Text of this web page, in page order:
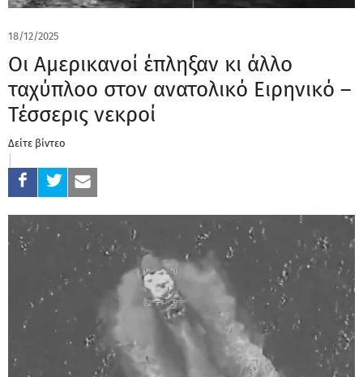
18/12/2025
Οι Αμερικανοί έπληξαν κι άλλο
ταχύπλοο στον ανατολικό Ειρηνικό –
Τέσσερις νεκροί
Δείτε βίντεο